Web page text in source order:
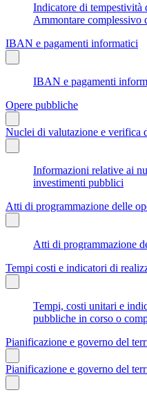
Indicatore di tempestività
Ammontare complessivo
IBAN e pagamenti informatici
IBAN e pagamenti
Opere pubbliche
Nuclei di valutazione e verifica
Informazioni relative ai
investimenti pubblici
Atti di programmazione delle
Atti di programmazione
Tempi costi e indicatori di
Tempi, costi unitari e
pubbliche in corso o
Pianificazione e governo del
Pianificazione e governo del